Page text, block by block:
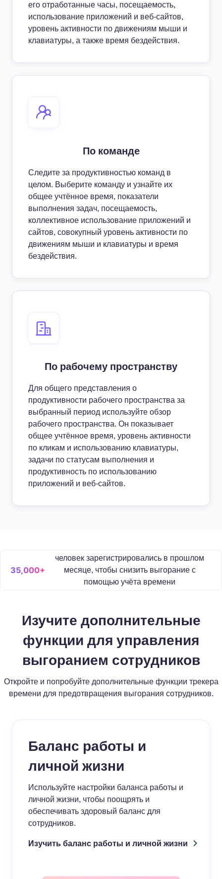
его отработанные часы, посещаемость,
использование приложений и веб-сайтов,
уровень активности по движениям мыши и
клавиатуры, а также время бездействия.
По команде
Следите за продуктивностью команд в
целом. Выберите команду и узнайте их
общее учтённое время, показатели
выполнения задач, посещаемость,
коллективное использование приложений и
сайтов, совокупный уровень активности по
движениям мыши и клавиатуры и время
бездействия.
По рабочему пространству
Для общего представления о
продуктивности рабочего пространства за
выбранный период используйте обзор
рабочего пространства. Он показывает
общее учтённое время, уровень активности
по кликам и использованию клавиатуры,
задачи по статусам выполнения и
продуктивность по использованию
приложений и веб-сайтов.
35,000+
человек зарегистрировались в прошлом
месяце, чтобы снизить выгорание с
помощью учёта времени
Изучите дополнительные
функции для управления
выгоранием сотрудников
Откройте и попробуйте дополнительные функции трекера
времени для предотвращения выгорания сотрудников.
Баланс работы и
личной жизни
Используйте настройки баланса работы и
личной жизни, чтобы поощрять и
обеспечивать здоровый баланс для
сотрудников.
Изучить баланс работы и личной жизни